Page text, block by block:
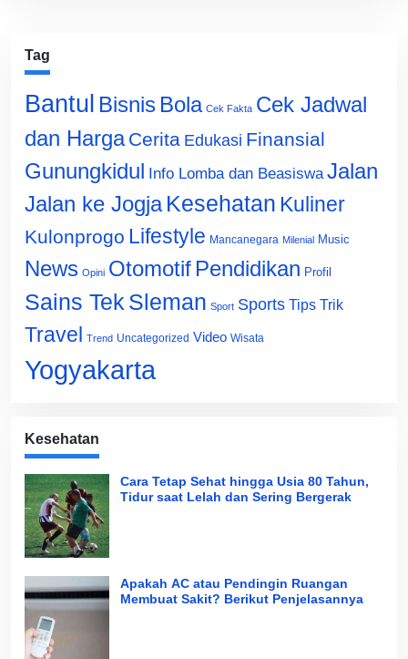
Tag
Bantul Bisnis Bola Cek Fakta Cek Jadwal
dan Harga Cerita Edukasi Finansial
Gunungkidul Info Lomba dan Beasiswa Jalan
Jalan ke Jogja Kesehatan Kuliner
Kulonprogo Lifestyle Mancanegara Milenial Music
News Opini Otomotif Pendidikan Profil
Sains Tek Sleman Sport Sports Tips Trik
Travel Trend Uncategorized Video Wisata
Yogyakarta
Kesehatan
Cara Tetap Sehat hingga Usia 80 Tahun,
Tidur saat Lelah dan Sering Bergerak
Apakah AC atau Pendingin Ruangan
Membuat Sakit? Berikut Penjelasannya